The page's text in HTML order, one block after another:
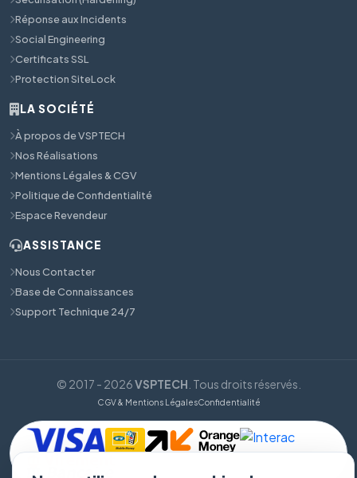
Réponse aux Incidents
Social Engineering
Certificats SSL
Protection SiteLock
LA SOCIÉTÉ
À propos de VSPTECH
Nos Réalisations
Mentions Légales & CGV
Politique de Confidentialité
Espace Revendeur
ASSISTANCE
Nous Contacter
Base de Connaissances
Support Technique 24/7
© 2017 - 2026VSPTECH . Tous droits réservés.
CGV & Mentions LégalesConfidentialité